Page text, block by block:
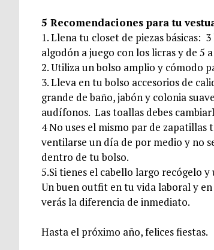
5 Recomendaciones para tu
1. Llena tu closet de piezas básicas:
algodón a juego con los licras y de 5
2. Utiliza un bolso amplio y cómodo
3. Lleva en tu bolso accesorios de
grande de baño, jabón y colonia
audífonos. Las toallas debes
4 No uses el mismo par de
ventilarse un día de por medio y no
dentro de tu bolso.
5.Si tienes el cabello largo recógelo
Un buen outfit en tu vida laboral y
verás la diferencia de inmediato.
Hasta el próximo año, felices fiestas.